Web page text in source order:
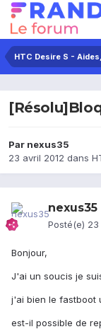
HTC Desire S -
Par nexus35
23 avril 2012 dans
nexus35
Posté(e) 23
Bonjour,
J'ai un soucis je
j'ai bien le fastboot
est-il possible de